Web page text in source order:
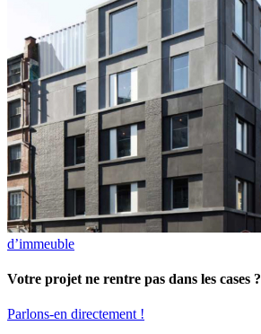
d’immeuble
Votre projet ne rentre pas dans les cases ?
Parlons-en directement !